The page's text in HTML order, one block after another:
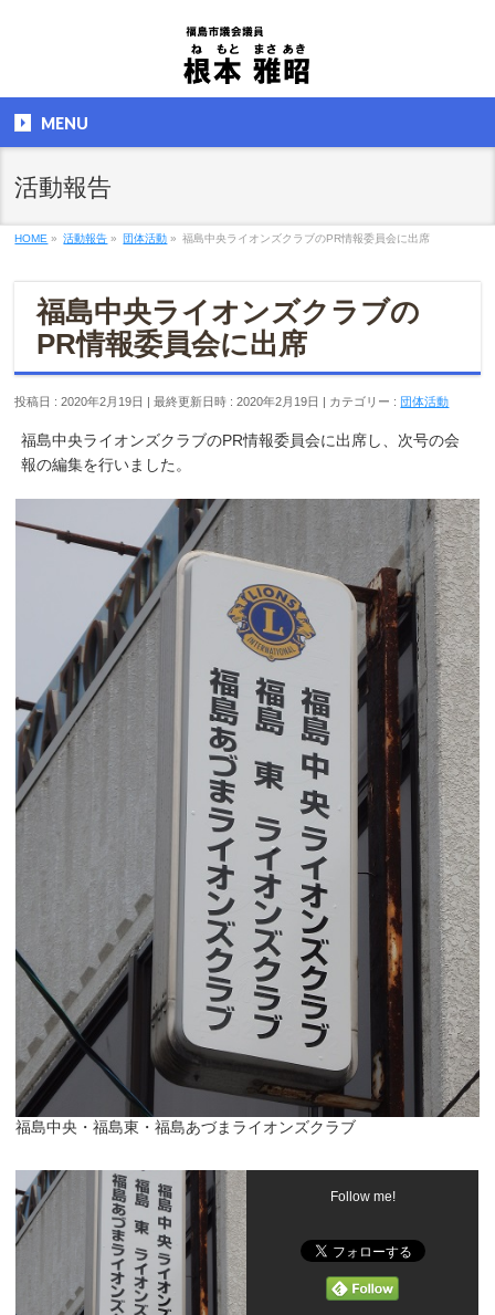
MENU
活動報告
HOME » 活動報告 » 団体活動 » 福島中央ライオンズクラブのPR情報委員会に出席
福島中央ライオンズクラブの
PR情報委員会に出席
投稿日 : 2020年2月19日 最終更新日時 : 2020年2月19日 カテゴリー : 団体活動
福島中央ライオンズクラブのPR情報委員会に出席し、次号の会
報の編集を行いました。
福島中央・福島東・福島あづまライオンズクラブ
Follow me!